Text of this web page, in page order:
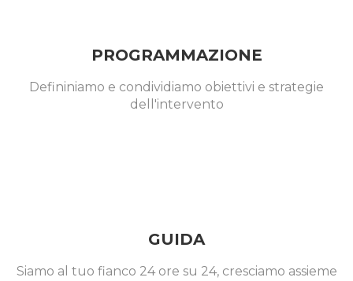
PROGRAMMAZIONE
Defininiamo e condividiamo obiettivi e strategie
dell'intervento
GUIDA
Siamo al tuo fianco 24 ore su 24, cresciamo assieme